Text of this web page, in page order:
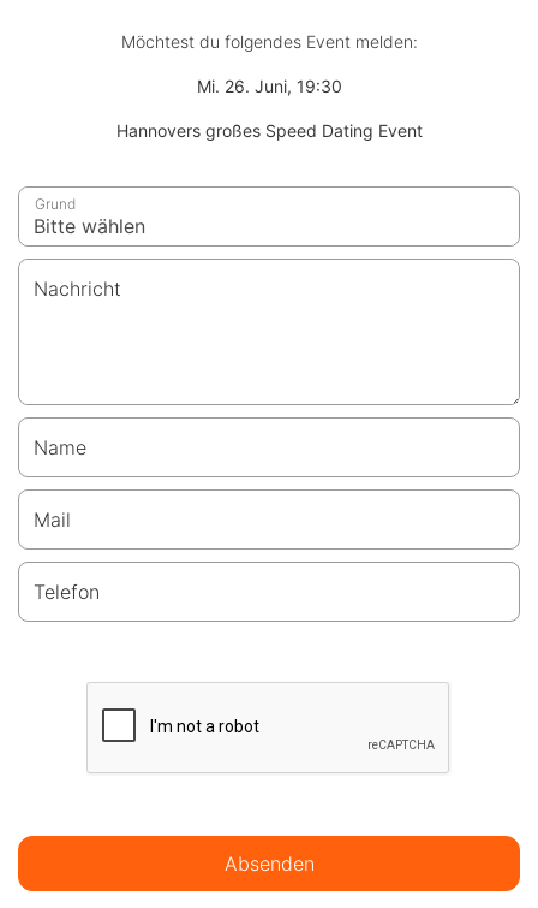
Möchtest du folgendes Event melden:
Mi. 26. Juni, 19:30
Hannovers großes Speed Dating Event
Grund
Nachricht
Name
Mail
Telefon
Absenden